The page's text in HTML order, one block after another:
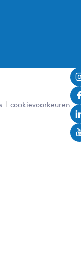
cookievoorkeuren